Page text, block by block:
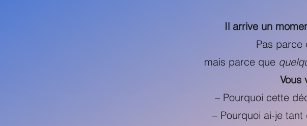
Il arrive un
Pas parce
mais parce que
Vous
– Pourquoi cette
– Pourquoi ai-je